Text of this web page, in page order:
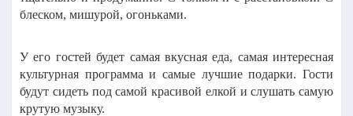
блеском, мишурой, огоньками.
У его гостей будет самая вкусная еда, самая интересная
культурная программа и самые лучшие подарки. Гости
будут сидеть под самой красивой елкой и слушать самую
крутую музыку.